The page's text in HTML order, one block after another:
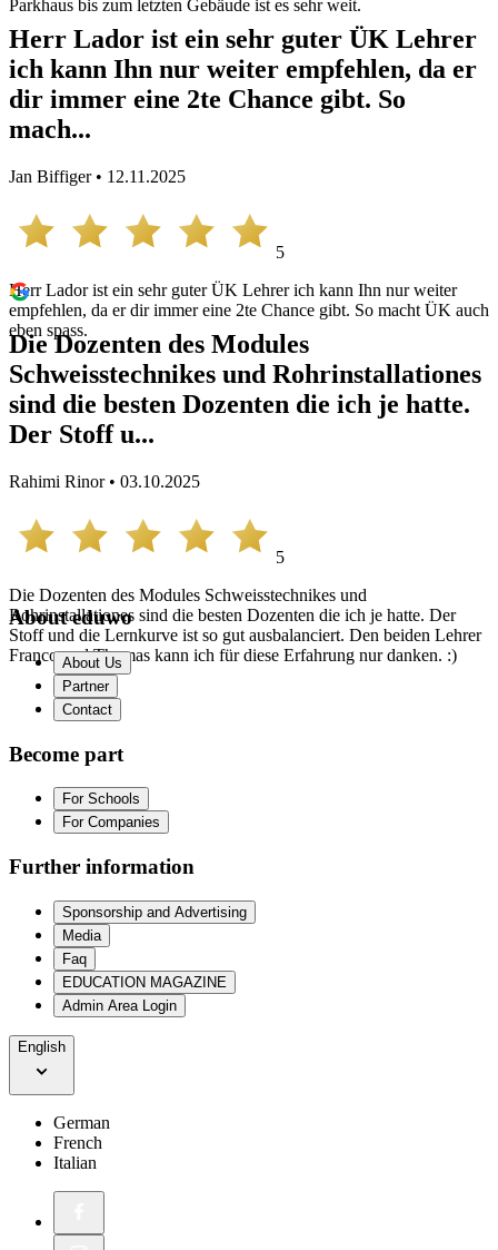
Parkhaus bis zum letzten Gebäude ist es sehr weit.
Herr Lador ist ein sehr guter ÜK Lehrer
ich kann Ihn nur weiter empfehlen, da er
dir immer eine 2te Chance gibt. So
mach...
Jan Biffiger • 12.11.2025
5
Herr Lador ist ein sehr guter ÜK Lehrer ich kann Ihn nur weiter
empfehlen, da er dir immer eine 2te Chance gibt. So macht ÜK auch
eben spass.
Die Dozenten des Modules
Schweisstechnikes und Rohrinstallationes
sind die besten Dozenten die ich je hatte.
Der Stoff u...
Rahimi Rinor • 03.10.2025
5
Die Dozenten des Modules Schweisstechnikes und
Rohrinstallationes sind die besten Dozenten die ich je hatte. Der
Stoff und die Lernkurve ist so gut ausbalanciert. Den beiden Lehrer
Franco und Thomas kann ich für diese Erfahrung nur danken. :)
About eduwo
About Us
Partner
Contact
Become part
For Schools
For Companies
Further information
Sponsorship and Advertising
Media
Faq
EDUCATION MAGAZINE
Admin Area Login
English
German
French
Italian